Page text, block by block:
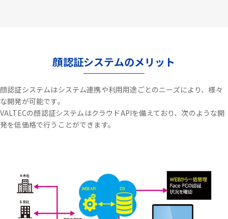
顔認証システムのメリット
顔認証システムはシステム連携や利用用途ごとのニーズにより、様々
な開発が可能です。
VALTECの顔認証システムはクラウドAPIを備えており、次のような開
発を低価格で行うことができます。